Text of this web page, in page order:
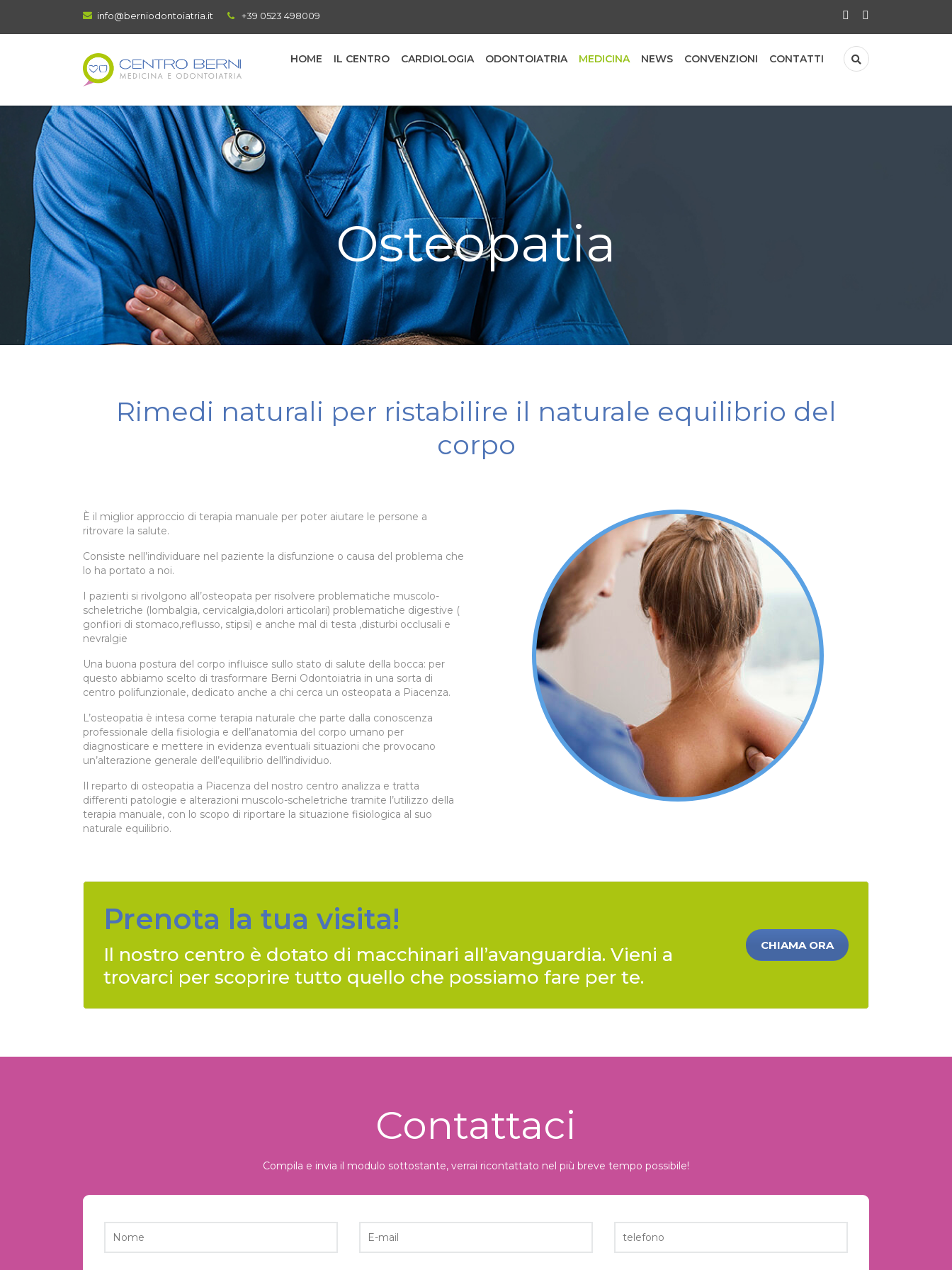
info@berniodontoiatria.it +39 0523 498009
HOME IL CENTRO CARDIOLOGIA ODONTOIATRIA MEDICINA NEWS CONVENZIONI CONTATTI
Osteopatia
Rimedi naturali per ristabilire il naturale equilibrio del
corpo
È il miglior approccio di terapia manuale per poter aiutare le persone a
ritrovare la salute.
Consiste nell’individuare nel paziente la disfunzione o causa del problema che
lo ha portato a noi.
I pazienti si rivolgono all’osteopata per risolvere problematiche muscolo-
scheletriche (lombalgia, cervicalgia,dolori articolari) problematiche digestive (
gonfiori di stomaco,reflusso, stipsi) e anche mal di testa ,disturbi occlusali e
nevralgie
Una buona postura del corpo influisce sullo stato di salute della bocca: per
questo abbiamo scelto di trasformare Berni Odontoiatria in una sorta di
centro polifunzionale, dedicato anche a chi cerca un osteopata a Piacenza.
L’osteopatia è intesa come terapia naturale che parte dalla conoscenza
professionale della fisiologia e dell’anatomia del corpo umano per
diagnosticare e mettere in evidenza eventuali situazioni che provocano
un’alterazione generale dell’equilibrio dell’individuo.
Il reparto di osteopatia a Piacenza del nostro centro analizza e tratta
differenti patologie e alterazioni muscolo-scheletriche tramite l’utilizzo della
terapia manuale, con lo scopo di riportare la situazione fisiologica al suo
naturale equilibrio.
Prenota la tua visita!
Il nostro centro è dotato di macchinari all’avanguardia. Vieni a
trovarci per scoprire tutto quello che possiamo fare per te.
CHIAMA ORA
Contattaci
Compila e invia il modulo sottostante, verrai ricontattato nel più breve tempo possibile!